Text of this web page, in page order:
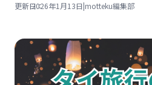
更新日：2026年1月13日|motteku編集部